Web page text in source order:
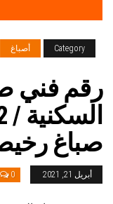
Category أصباغ
رقم فني
صباغ
أبريل 21, 2021 0